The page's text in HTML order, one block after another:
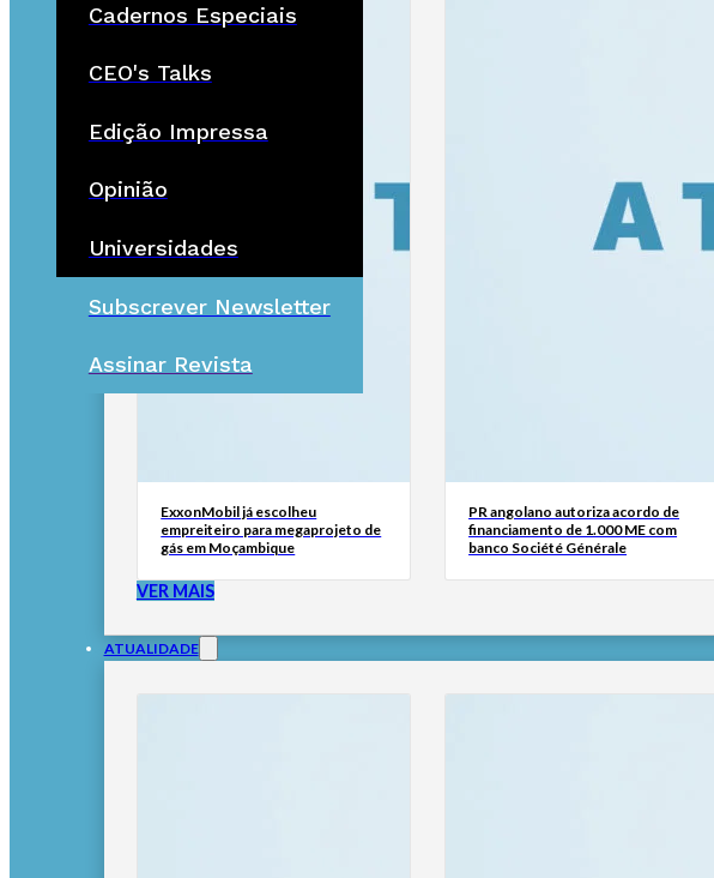
Cadernos Especiais
CEO's Talks
Edição Impressa
Opinião
Universidades
Subscrever Newsletter
Assinar Revista
ExxonMobil já escolheu
empreiteiro para megaprojeto de
gás em Moçambique
PR angolano autoriza acordo de
financiamento de 1.000 ME com
banco Société Générale
VER MAIS
ATUALIDADE